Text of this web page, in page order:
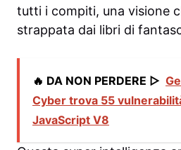
tutti i compiti, una visione
strappata dai libri di
🔥 DA NON PERDERE ▷
Cyber trova 55
JavaScript V8